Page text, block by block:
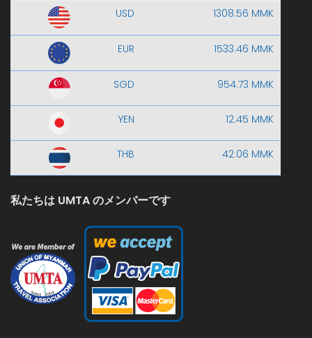
USD 1308.56 MMK
EUR 1533.46 MMK
SGD 954.73 MMK
YEN 12.45 MMK
THB 42.06 MMK
私たちは UMTA のメンバーです